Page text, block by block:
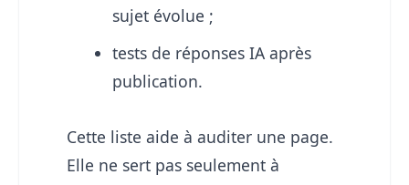
sujet évolue ;
tests de réponses IA après
publication.
Cette liste aide à auditer une page.
Elle ne sert pas seulement à